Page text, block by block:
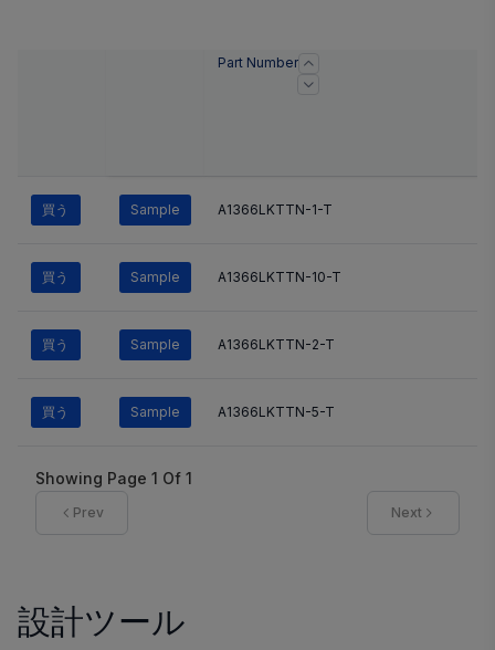
Part Number
買う Sample A1366LKTTN-1-T
買う Sample A1366LKTTN-10-T
買う Sample A1366LKTTN-2-T
買う Sample A1366LKTTN-5-T
Showing Page 1 Of 1
Prev Next
設計ツール